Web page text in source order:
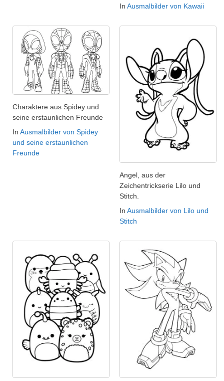
In Ausmalbilder von Kawaii
Charaktere aus Spidey und
seine erstaunlichen Freunde
In Ausmalbilder von Spidey
und seine erstaunlichen
Freunde
Angel, aus der
Zeichentrickserie Lilo und
Stitch.
In Ausmalbilder von Lilo und
Stitch